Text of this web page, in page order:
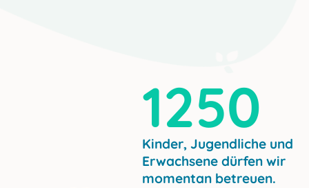
1250
Kinder, Jugendliche und
Erwachsene dürfen wir
momentan betreuen.